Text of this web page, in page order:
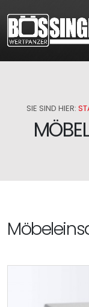
SIE SIND HIER: